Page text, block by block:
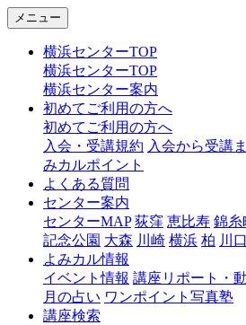
メニュー
横浜センターTOP
横浜センターTOP
横浜センター案内
初めてご利用の方へ
初めてご利用の方へ
入会・受講規約 入会から受講
みカルポイント
よくある質問
センター案内
センターMAP 荻窪 恵比寿 錦糸
記念公園 大森 川崎 横浜 柏 川口
よみカル情報
イベント情報 講座リポート・
月の占い ワンポイント写真塾
講座検索